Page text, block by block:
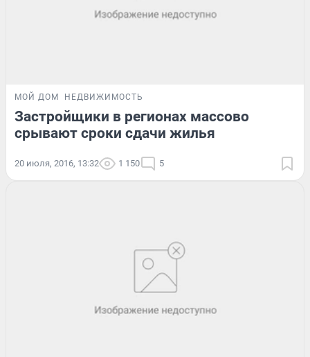
МОЙ ДОМ НЕДВИЖИМОСТЬ
Застройщики в регионах массово
срывают сроки сдачи жилья
20 июля, 2016, 13:32 1 150 5